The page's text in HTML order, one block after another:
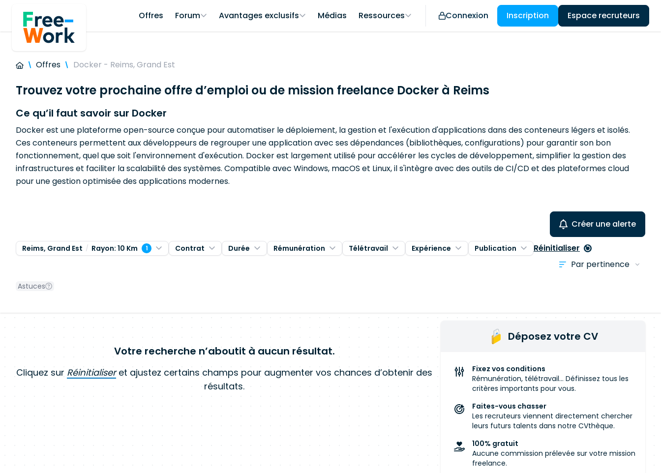
Offres Forum Avantages exclusifs Médias Ressources Connexion Inscription Espace recruteurs
Offres Docker - Reims, Grand Est
Trouvez votre prochaine offre d’emploi ou de mission freelance Docker à Reims
Ce qu’il faut savoir sur Docker
Docker est une plateforme open-source conçue pour automatiser le déploiement, la gestion et l'exécution d'applications dans des conteneurs légers et isolés.
Ces conteneurs permettent aux développeurs de regrouper une application avec ses dépendances (bibliothèques, configurations) pour garantir son bon
fonctionnement, quel que soit l'environnement d'exécution. Docker est largement utilisé pour accélérer les cycles de développement, simplifier la gestion des
infrastructures et faciliter la scalabilité des systèmes. Compatible avec Windows, macOS et Linux, il s'intègre avec des outils de CI/CD et des plateformes cloud
pour une gestion optimisée des applications modernes.
Créer une alerte
Reims, Grand Est Rayon: 10 Km 1 Contrat Durée Rémunération Télétravail Expérience Publication Réinitialiser
Astuces
Votre recherche n’aboutit à aucun résultat.
Cliquez sur Réinitialiseret ajustez certains champs pour augmenter vos chances d’obtenir des
résultats.
Déposez votre CV
Fixez vos conditions
Rémunération, télétravail... Définissez tous les
critères importants pour vous.
Faites-vous chasser
Les recruteurs viennent directement chercher
leurs futurs talents dans notre CVthèque.
100% gratuit
Aucune commission prélevée sur votre mission
freelance.